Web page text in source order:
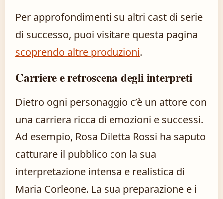
Per approfondimenti su altri cast di serie
di successo, puoi visitare questa pagina
scoprendo altre produzioni.
Carriere e retroscena degli interpreti
Dietro ogni personaggio c’è un attore con
una carriera ricca di emozioni e successi.
Ad esempio, Rosa Diletta Rossi ha saputo
catturare il pubblico con la sua
interpretazione intensa e realistica di
Maria Corleone. La sua preparazione e i